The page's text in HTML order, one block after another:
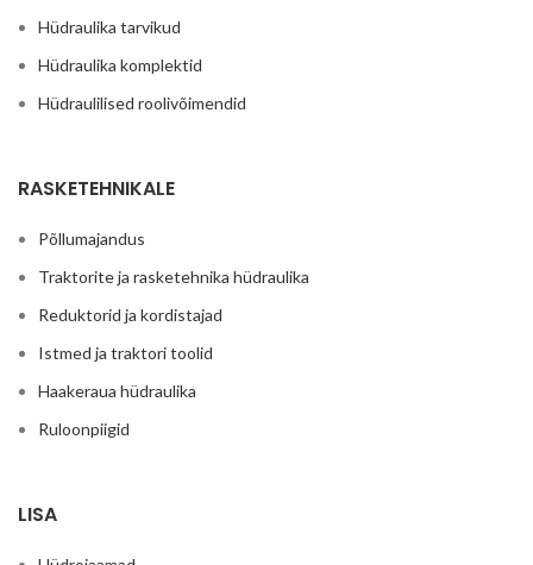
Hüdraulika tarvikud
Hüdraulika komplektid
Hüdraulilised roolivõimendid
RASKETEHNIKALE
Põllumajandus
Traktorite ja rasketehnika hüdraulika
Reduktorid ja kordistajad
Istmed ja traktori toolid
Haakeraua hüdraulika
Ruloonpiigid
LISA